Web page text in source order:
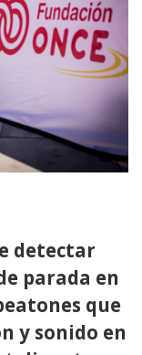
detectar
parada en
que
y sonido en